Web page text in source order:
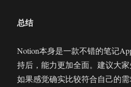
总结
Notion本身是一款不错的笔记
持后，能力更加全面。建议大家
如果感觉确实比较符合自己的